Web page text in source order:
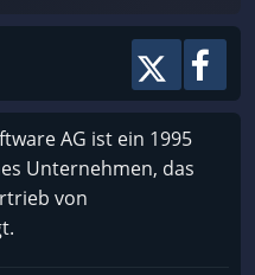
AG ist ein 1995
Unternehmen, das
von